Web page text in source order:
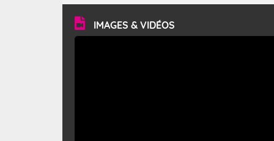
vitesse moyenne de 50 km/h et atteindre 80 à 100 km/h
en rafales, parfois davantage. Il parcourt la basse vallée
du Rhône et la Provence et envahit le littoral
méditerranéen à partir de la Camargue.
IMAGES & VIDÉOS